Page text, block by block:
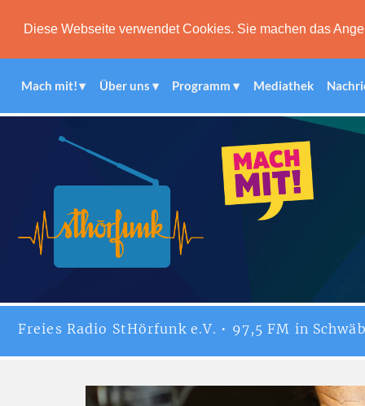
Diese Webseite verwendet Cookies. Sie machen das
Mach mit! Über uns Programm Mediathek
Freies Radio StHörfunke.V. • 97,5 FM in